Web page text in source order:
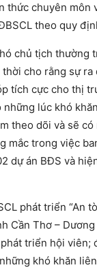
chuyên
theo quy
chủ tịch thường
cho rằng sự
tích cực cho thị
lúc khó
theo dõi và sẽ
trong việc
dự án BĐS và
phát triển “An
Thơ –
triển hội
khó khăn